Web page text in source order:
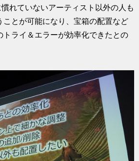
れていないアーティスト以外の人も
ことが可能になり、宝箱の配置など
トライ＆エラーが効率化できたとの